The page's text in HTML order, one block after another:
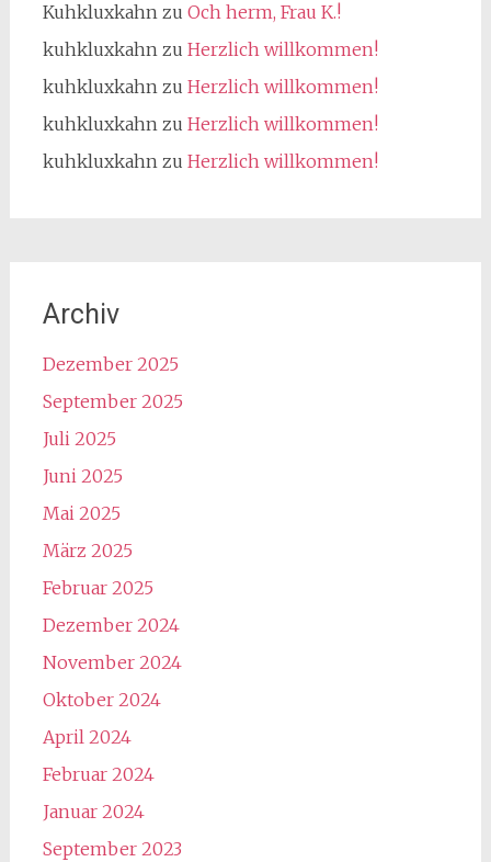
Kuhkluxkahnzu Och herm, Frau K.!
kuhkluxkahnzu Herzlich willkommen!
kuhkluxkahnzu Herzlich willkommen!
kuhkluxkahnzu Herzlich willkommen!
kuhkluxkahnzu Herzlich willkommen!
Archiv
Dezember 2025
September 2025
Juli 2025
Juni 2025
Mai 2025
März 2025
Februar 2025
Dezember 2024
November 2024
Oktober 2024
April 2024
Februar 2024
Januar 2024
September 2023